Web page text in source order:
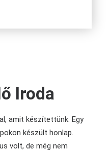
Iroda
amit készítettünk. Egy
készült honlap.
volt, de még nem